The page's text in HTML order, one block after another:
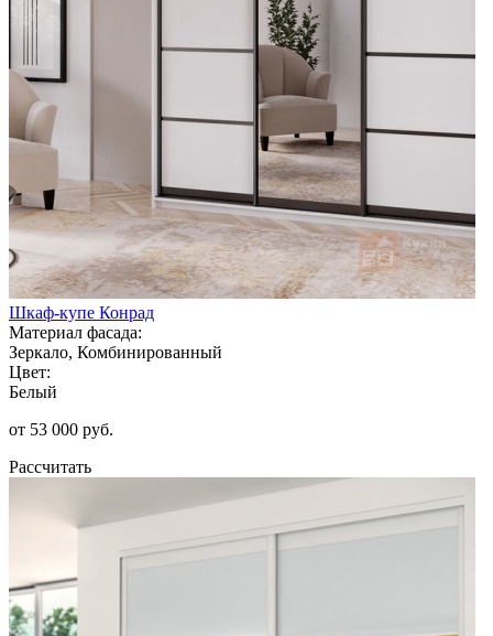
Шкаф-купе Конрад
Материал фасада:
Зеркало, Комбинированный
Цвет:
Белый
от 53 000 руб.
Рассчитать